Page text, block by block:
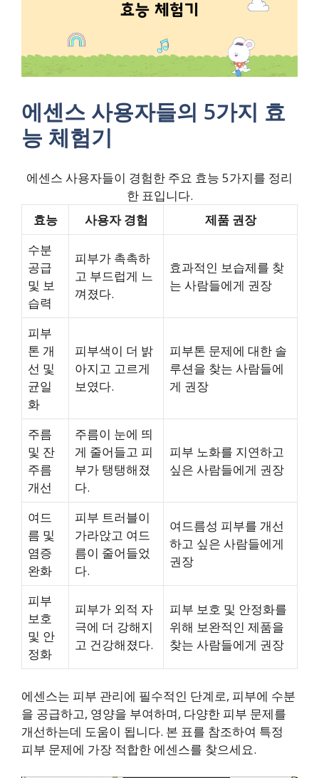
에센스 사용자들의 5가지 효
능 체험기
에센스 사용자들이 경험한 주요 효능 5가지를 정리
한 표입니다.
효능
사용자 경험
제품 권장
수분
공급
및 보
습력
피부가 촉촉하
고 부드럽게 느
껴졌다.
효과적인 보습제를 찾
는 사람들에게 권장
피부
톤 개
선 및
균일
화
피부색이 더 밝
아지고 고르게
보였다.
피부톤 문제에 대한 솔
루션을 찾는 사람들에
게 권장
주름
및 잔
주름
개선
주름이 눈에 띄
게 줄어들고 피
부가 탱탱해졌
다.
피부 노화를 지연하고
싶은 사람들에게 권장
여드
름 및
염증
완화
피부 트러블이
가라앉고 여드
름이 줄어들었
다.
여드름성 피부를 개선
하고 싶은 사람들에게
권장
피부
보호
및 안
정화
피부가 외적 자
극에 더 강해지
고 건강해졌다.
피부 보호 및 안정화를
위해 보완적인 제품을
찾는 사람들에게 권장
에센스는 피부 관리에 필수적인 단계로, 피부에 수분
을 공급하고, 영양을 부여하며, 다양한 피부 문제를
개선하는데 도움이 됩니다. 본 표를 참조하여 특정
피부 문제에 가장 적합한 에센스를 찾으세요.